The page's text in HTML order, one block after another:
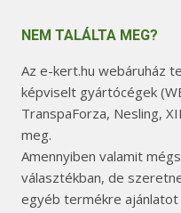
NEM TALÁLTA MEG?
Az e-kert.hu webáruház
képviselt gyártócégek
TranspaForza, Nesling,
meg.
Amennyiben valamit
választékban, de
egyéb termékre ajánlatot